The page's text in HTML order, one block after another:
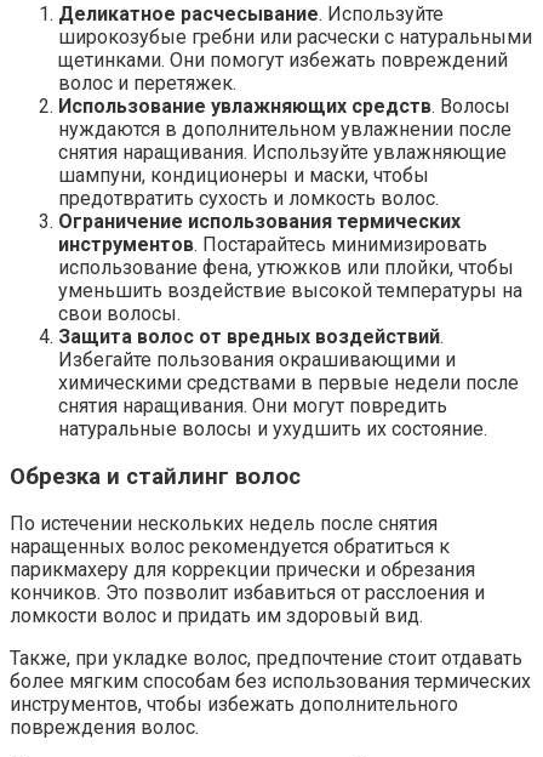
Деликатное расчесывание. Используйте
широкозубые гребни или расчески с натуральными
щетинками. Они помогут избежать повреждений
волос и перетяжек.
Использование увлажняющих средств. Волосы
нуждаются в дополнительном увлажнении после
снятия наращивания. Используйте увлажняющие
шампуни, кондиционеры и маски, чтобы
предотвратить сухость и ломкость волос.
Ограничение использования термических
инструментов. Постарайтесь минимизировать
использование фена, утюжков или плойки, чтобы
уменьшить воздействие высокой температуры на
свои волосы.
Защита волос от вредных воздействий.
Избегайте пользования окрашивающими и
химическими средствами в первые недели после
снятия наращивания. Они могут повредить
натуральные волосы и ухудшить их состояние.
Обрезка и стайлинг волос
По истечении нескольких недель после снятия
наращенных волос рекомендуется обратиться к
парикмахеру для коррекции прически и обрезания
кончиков. Это позволит избавиться от расслоения и
ломкости волос и придать им здоровый вид.
Также, при укладке волос, предпочтение стоит отдавать
более мягким способам без использования термических
инструментов, чтобы избежать дополнительного
повреждения волос.